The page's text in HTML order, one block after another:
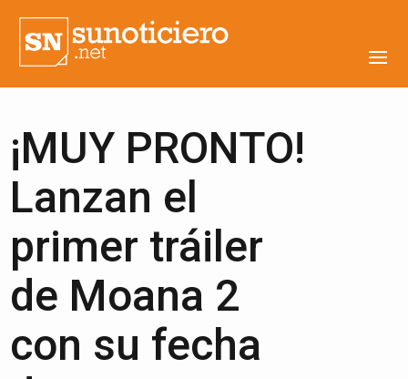
¡MUY PRONTO!
Lanzan el
primer tráiler
de Moana 2
con su fecha